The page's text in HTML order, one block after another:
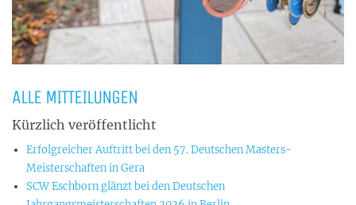
ALLE MITTEILUNGEN
Kürzlich veröffentlicht
Erfolgreicher Auftritt bei den 57. Deutschen Masters-
Meisterschaften in Gera
SCW Eschborn glänzt bei den Deutschen